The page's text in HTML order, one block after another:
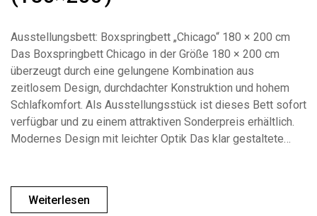
Ausstellungsbett: Boxspringbett „Chicago“ 180 × 200 cm
Das Boxspringbett Chicago in der Größe 180 × 200 cm
überzeugt durch eine gelungene Kombination aus
zeitlosem Design, durchdachter Konstruktion und hohem
Schlafkomfort. Als Ausstellungsstück ist dieses Bett sofort
verfügbar und zu einem attraktiven Sonderpreis erhältlich.
Modernes Design mit leichter Optik Das klar gestaltete…
Weiterlesen